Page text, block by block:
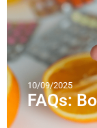
10/09/2025
FAQs: